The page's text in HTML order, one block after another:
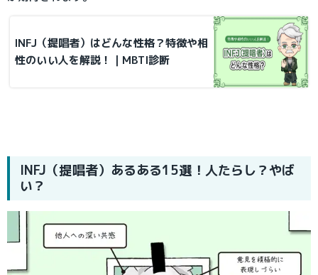
INFJ（提唱者）はどんな性格？特徴や相
性のいい人を解説！｜MBTI診断
INFJ（提唱者）あるある15選！人たらし？やば
い？